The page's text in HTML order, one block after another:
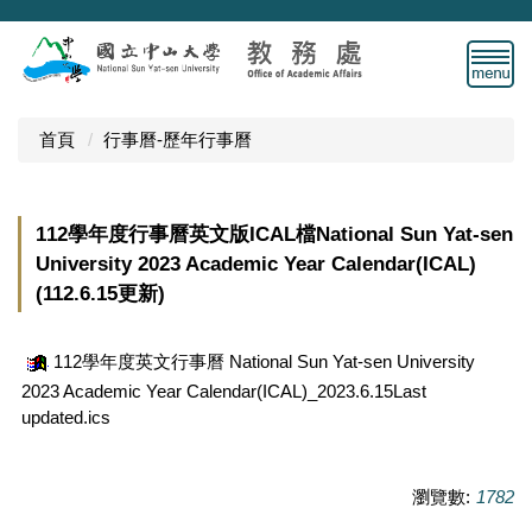
跳
主
首頁 行事曆-歷年行事曆
112學年度行事曆英文版ICAL檔National Sun Yat-sen
University 2023 Academic Year Calendar(ICAL)
(112.6.15更新)
112學年度英文行事曆 National Sun Yat-sen University
2023 Academic Year Calendar(ICAL)_2023.6.15Last
updated.ics
瀏覽數: 1782